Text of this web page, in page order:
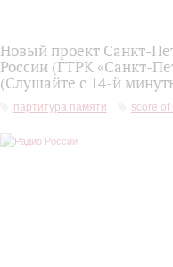
Новый проект Санкт-
России (ГТРК «Санкт-
(Слушайте с 14-й
партитура памяти score of